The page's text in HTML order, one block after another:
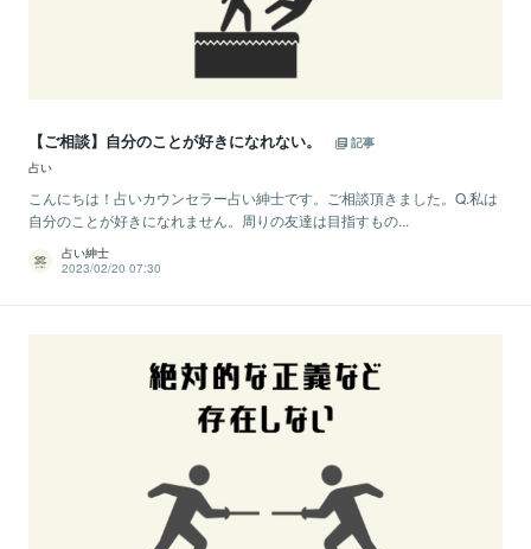
【ご相談】自分のことが好きになれない。
記事
占い
こんにちは！占いカウンセラー占い紳士です。ご相談頂きました。Q.私は
自分のことが好きになれません。周りの友達は目指すもの...
占い紳士
2023/02/20 07:30